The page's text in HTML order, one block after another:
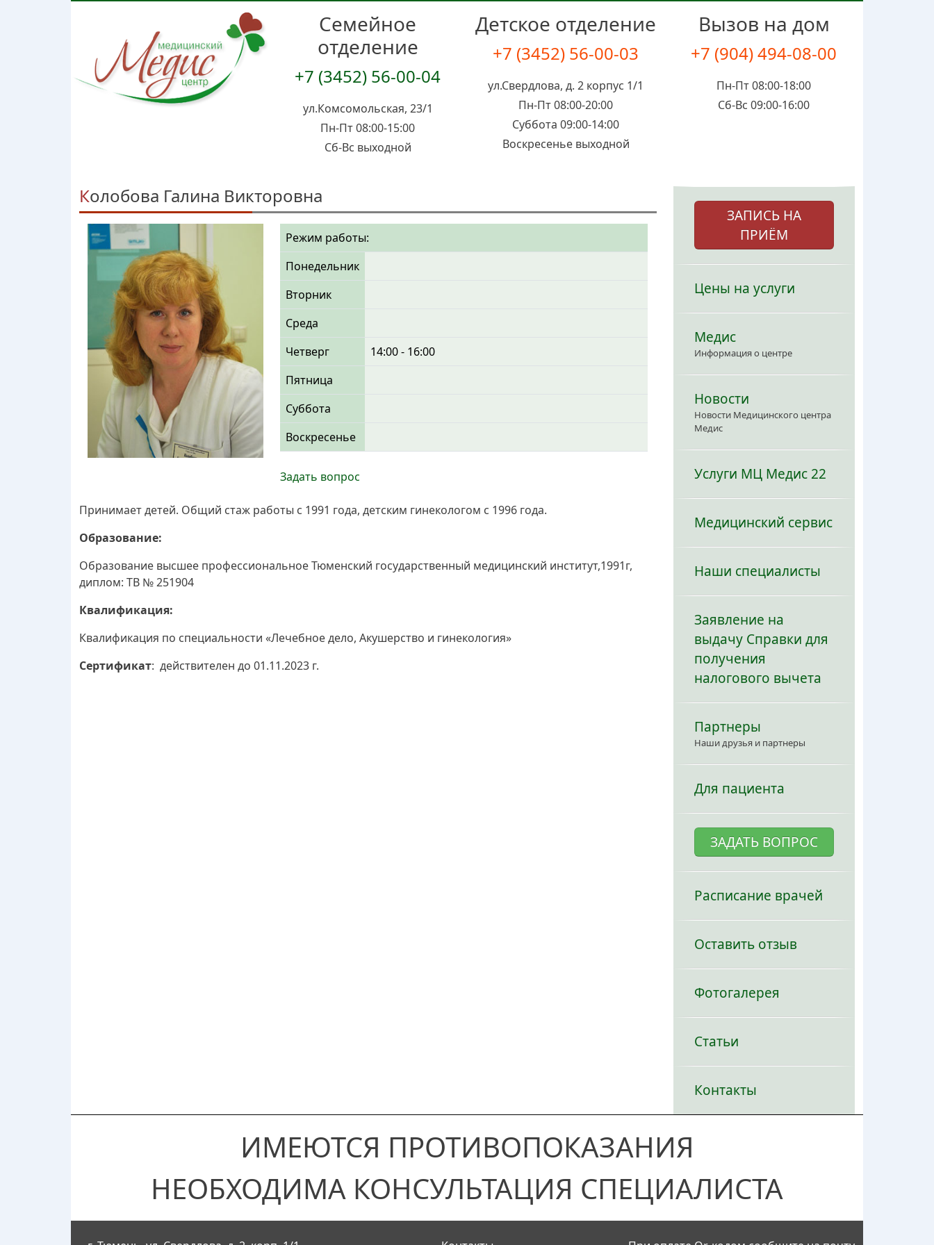
Семейное
отделение
+7 (3452) 56-00-04
ул.Комсомольская, 23/1
Пн-Пт 08:00-15:00
Сб-Вс выходной
Детское отделение
+7 (3452) 56-00-03
ул.Свердлова, д. 2 корпус 1/1
Пн-Пт 08:00-20:00
Суббота 09:00-14:00
Воскресенье выходной
Вызов на дом
+7 (904) 494-08-00
Пн-Пт 08:00-18:00
Сб-Вс 09:00-16:00
Колобова Галина Викторовна
Режим работы:
Понедельник
Вторник
Среда
Четверг
14:00 - 16:00
Пятница
Суббота
Воскресенье
Задать вопрос
Принимает детей. Общий стаж работы с 1991 года, детским гинекологом с 1996 года.
Образование:
Образование высшее профессиональное Тюменский государственный медицинский институт,1991г,
диплом: ТВ № 251904
Квалификация:
Квалификация по специальности «Лечебное дело, Акушерство и гинекология»
Сертификат: действителен до 01.11.2023 г.
ЗАПИСЬ НА
ПРИЁМ
Цены на услуги
Медис
Информация о центре
Новости
Новости Медицинского центра
Медис
Услуги МЦ Медис 22
Медицинский сервис
Наши специалисты
Заявление на
выдачу Справки для
получения
налогового вычета
Партнеры
Наши друзья и партнеры
Для пациента
ЗАДАТЬ ВОПРОС
Расписание врачей
Оставить отзыв
Фотогалерея
Статьи
Контакты
ИМЕЮТСЯ ПРОТИВОПОКАЗАНИЯ
НЕОБХОДИМА КОНСУЛЬТАЦИЯ СПЕЦИАЛИСТА